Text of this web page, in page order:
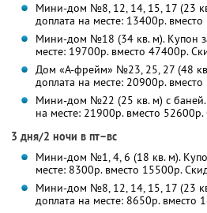
Мини-дом №8, 12, 14, 15, 17 (23
доплата на месте: 13400р.
Мини-дом №18 (34 кв. м). Купон
месте: 19700р. вместо 47400р.
Дом «А-фрейм» №23, 25, 27 (48
доплата на месте: 20900р.
Мини-дом №22 (25 кв. м) с баней.
на месте: 21900р. вместо
3 дня/2 ночи в пт–вс
Мини-дом №1, 4, 6 (18 кв. м).
месте: 8300р. вместо 15500р.
Мини-дом №8, 12, 14, 15, 17 (23
доплата на месте: 8650р. вместо